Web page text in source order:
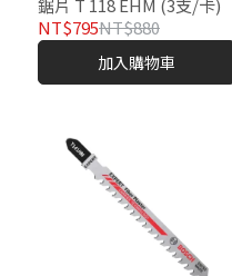
鋸片 T 118 EHM (3支/卡)
NT$795NT$880
加入購物車